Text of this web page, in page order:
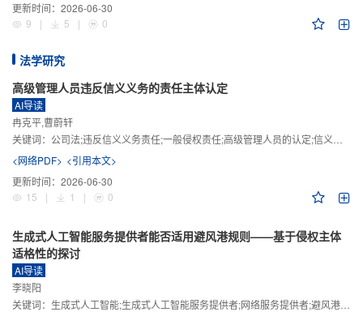
更新时间： 2026-06-30
9
| 5 | 0
法学研究
高级管理人员违反信义义务的责任主体认定
AI导读
冉克平,曹蔚轩
关键词： 公司法;违反信义义务责任;一般侵权责任;高级管理人员的认定;信义义务
<网络PDF> <引用本文>
更新时间： 2026-06-30
15
| 1 | 0
生成式人工智能服务提供者能否适用避风港规则——基于侵权主体
适格性的探讨
AI导读
李晓阳
关键词： 生成式人工智能;生成式人工智能服务提供者;网络服务提供者;避风港规则;版权责任